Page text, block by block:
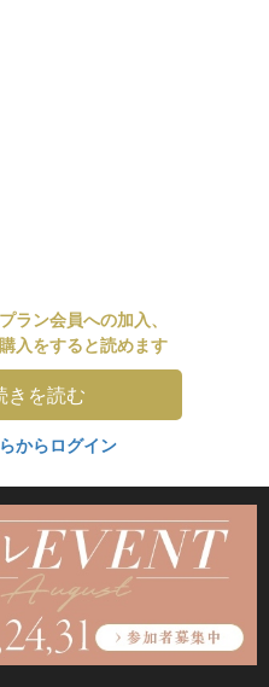
ラン会員への加入、
入をすると読めます
きを読む
からログイン